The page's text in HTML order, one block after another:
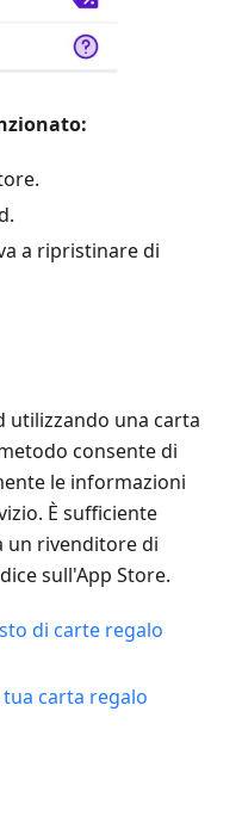
a ripristinare di
utilizzando una carta
consente di
le informazioni
È sufficiente
un rivenditore di
sull'App Store.
di carte regalo
carta regalo